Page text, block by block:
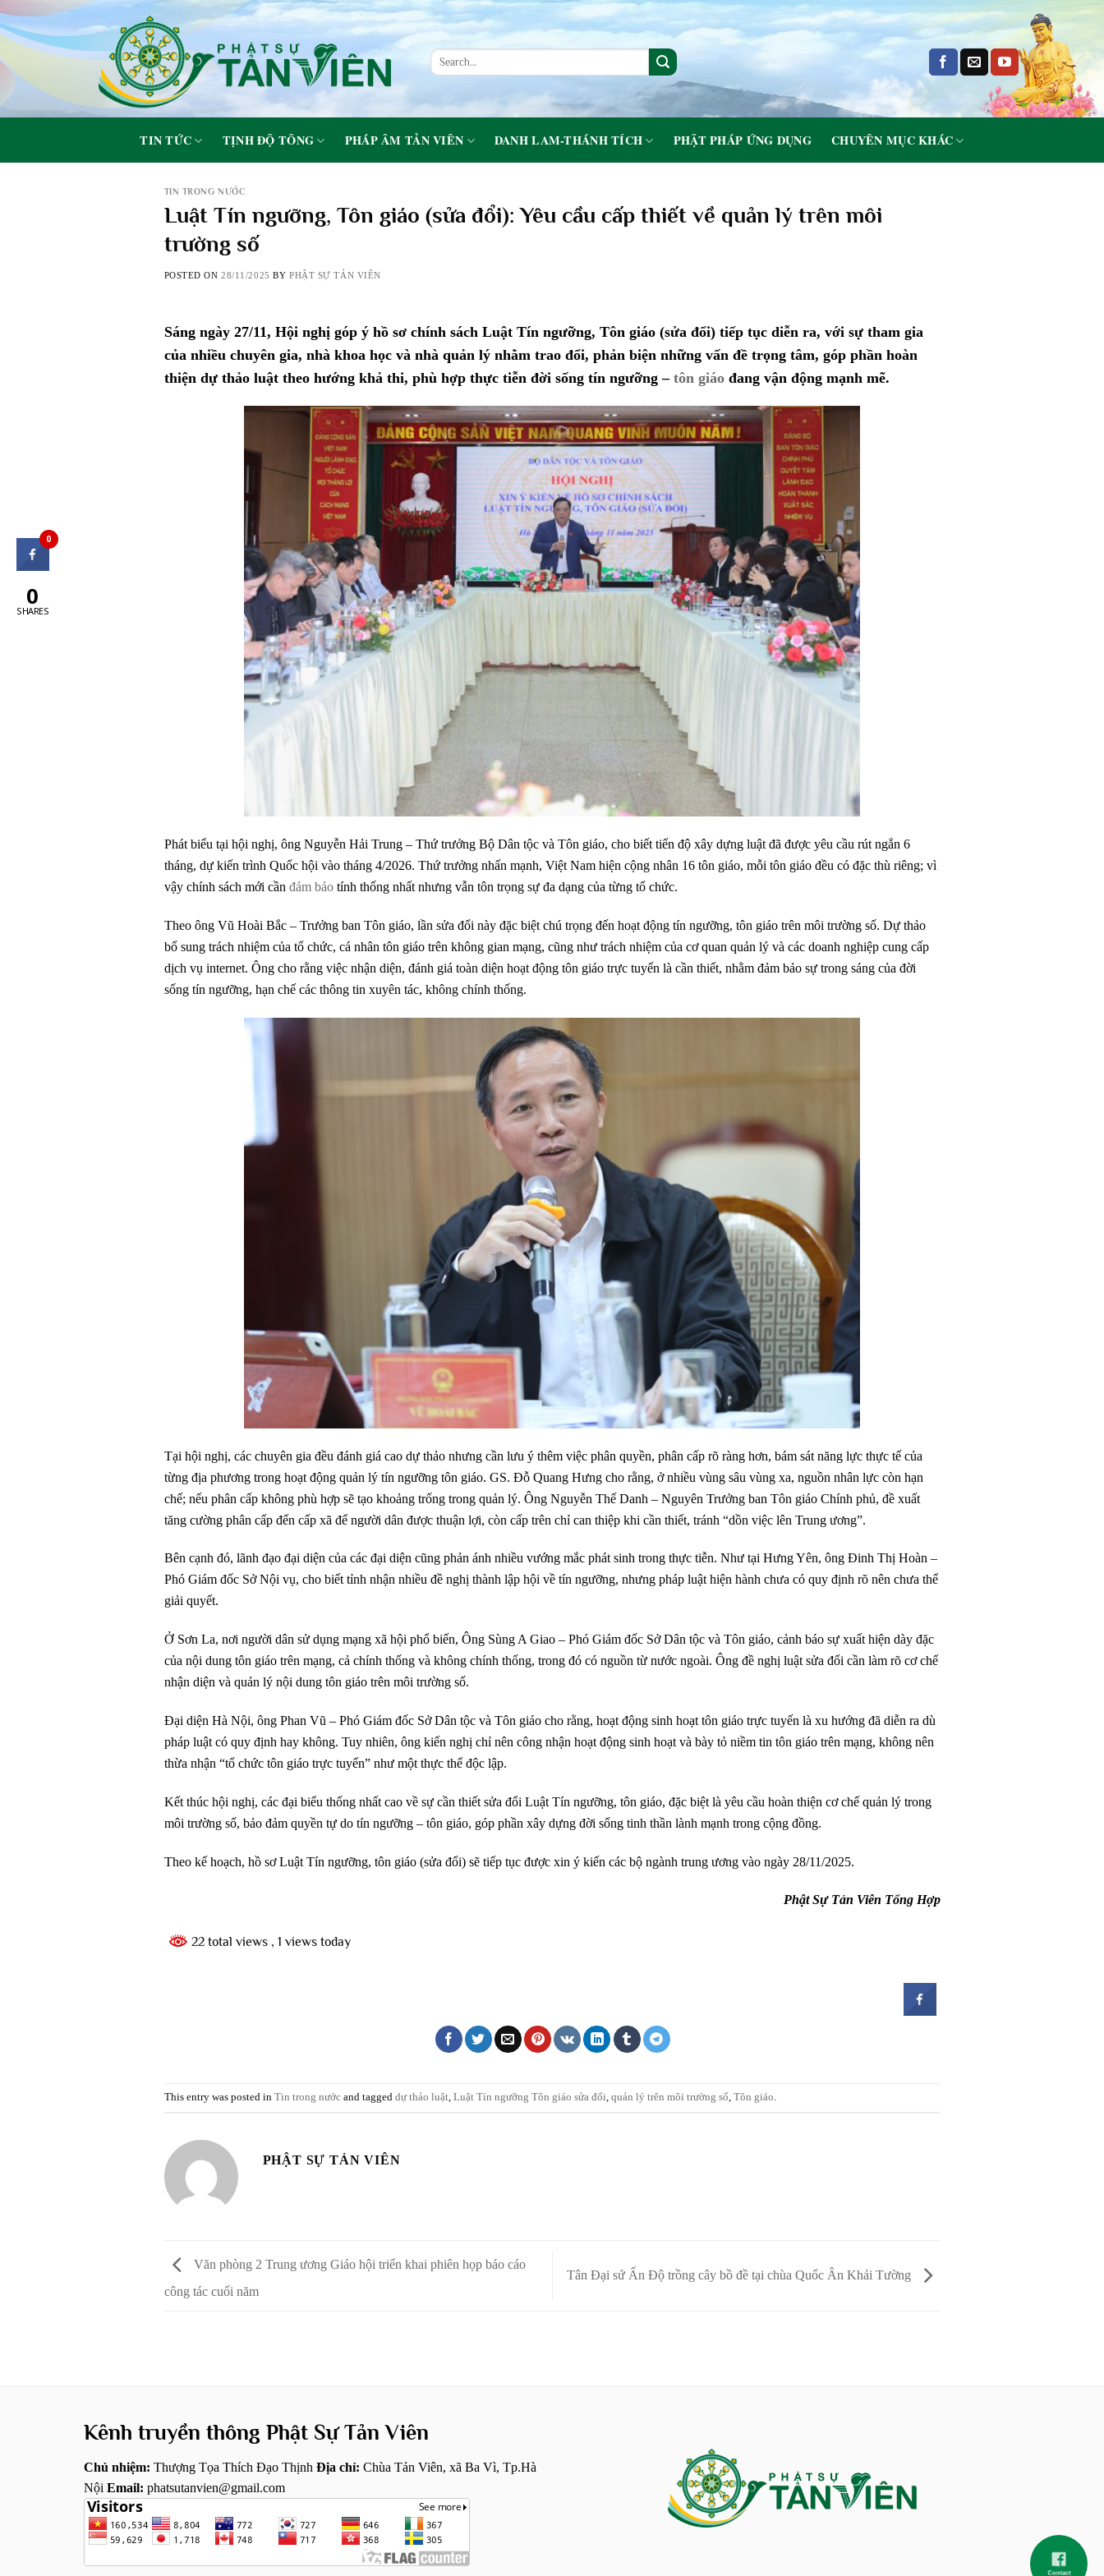
to
content
TIN TỨC TỊNH ĐỘ TÔNG PHÁP ÂM TẢN VIÊN DANH LAM-THÁNH TÍCH PHẬT PHÁP ỨNG DỤNG CHUYÊN MỤC KHÁC
TIN TRONG NƯỚC
Luật Tín ngưỡng, Tôn giáo (sửa đổi): Yêu cầu cấp thiết về quản lý trên môi
trường số
POSTED ON28/11/2025 BY PHẬT SỰ TẢN VIÊN
Sáng ngày 27/11, Hội nghị góp ý hồ sơ chính sách Luật Tín ngưỡng, Tôn giáo (sửa đổi) tiếp tục diễn ra, với sự tham gia
của nhiều chuyên gia, nhà khoa học và nhà quản lý nhằm trao đổi, phản biện những vấn đề trọng tâm, góp phần hoàn
thiện dự thảo luật theo hướng khả thi, phù hợp thực tiễn đời sống tín ngưỡng – tôn giáođang vận động mạnh mẽ.
Phát biểu tại hội nghị, ông Nguyễn Hải Trung – Thứ trưởng Bộ Dân tộc và Tôn giáo, cho biết tiến độ xây dựng luật đã được yêu cầu rút ngắn 6
tháng, dự kiến trình Quốc hội vào tháng 4/2026. Thứ trưởng nhấn mạnh, Việt Nam hiện cộng nhân 16 tôn giáo, mỗi tôn giáo đều có đặc thù riêng; vì
vậy chính sách mới cần đảm bảotính thống nhất nhưng vẫn tôn trọng sự đa dạng của từng tổ chức.
Theo ông Vũ Hoài Bắc – Trưởng ban Tôn giáo, lần sửa đổi này đặc biệt chú trọng đến hoạt động tín ngưỡng, tôn giáo trên môi trường số. Dự thảo
bổ sung trách nhiệm của tổ chức, cá nhân tôn giáo trên không gian mạng, cũng như trách nhiệm của cơ quan quản lý và các doanh nghiệp cung cấp
dịch vụ internet. Ông cho rằng việc nhận diện, đánh giá toàn diện hoạt động tôn giáo trực tuyến là cần thiết, nhằm đảm bảo sự trong sáng của đời
sống tín ngưỡng, hạn chế các thông tin xuyên tác, không chính thống.
Tại hội nghị, các chuyên gia đều đánh giá cao dự thảo nhưng cần lưu ý thêm việc phân quyền, phân cấp rõ ràng hơn, bám sát năng lực thực tế của
từng địa phương trong hoạt động quản lý tín ngưỡng tôn giáo. GS. Đỗ Quang Hưng cho rằng, ở nhiều vùng sâu vùng xa, nguồn nhân lực còn hạn
chế; nếu phân cấp không phù hợp sẽ tạo khoảng trống trong quản lý. Ông Nguyễn Thế Danh – Nguyên Trưởng ban Tôn giáo Chính phủ, đề xuất
tăng cường phân cấp đến cấp xã để người dân được thuận lợi, còn cấp trên chỉ can thiệp khi cần thiết, tránh “dồn việc lên Trung ương”.
Bên cạnh đó, lãnh đạo đại diện của các đại diện cũng phản ánh nhiều vướng mắc phát sinh trong thực tiễn. Như tại Hưng Yên, ông Đinh Thị Hoàn –
Phó Giám đốc Sở Nội vụ, cho biết tỉnh nhận nhiều đề nghị thành lập hội về tín ngưỡng, nhưng pháp luật hiện hành chưa có quy định rõ nên chưa thể
giải quyết.
Ở Sơn La, nơi người dân sử dụng mạng xã hội phổ biến, Ông Sùng A Giao – Phó Giám đốc Sở Dân tộc và Tôn giáo, cảnh báo sự xuất hiện dày đặc
của nội dung tôn giáo trên mạng, cả chính thống và không chính thống, trong đó có nguồn từ nước ngoài. Ông đề nghị luật sửa đổi cần làm rõ cơ chế
nhận diện và quản lý nội dung tôn giáo trên môi trường số.
Đại diện Hà Nội, ông Phan Vũ – Phó Giám đốc Sở Dân tộc và Tôn giáo cho rằng, hoạt động sinh hoạt tôn giáo trực tuyến là xu hướng đã diễn ra dù
pháp luật có quy định hay không. Tuy nhiên, ông kiến nghị chỉ nên công nhận hoạt động sinh hoạt và bày tỏ niềm tin tôn giáo trên mạng, không nên
thừa nhận “tổ chức tôn giáo trực tuyến” như một thực thể độc lập.
Kết thúc hội nghị, các đại biểu thống nhất cao về sự cần thiết sửa đổi Luật Tín ngưỡng, tôn giáo, đặc biệt là yêu cầu hoàn thiện cơ chế quản lý trong
môi trường số, bảo đảm quyền tự do tín ngưỡng – tôn giáo, góp phần xây dựng đời sống tinh thần lành mạnh trong cộng đồng.
Theo kế hoạch, hồ sơ Luật Tín ngưỡng, tôn giáo (sửa đổi) sẽ tiếp tục được xin ý kiến các bộ ngành trung ương vào ngày 28/11/2025.
Phật Sự Tản Viên Tổng Hợp
22 total views , 1 views today
This entry was posted in Tin trong nướcand tagged dự thảo luật, Luật Tín ngưỡng Tôn giáo sửa đổi, quản lý trên môi trường số, Tôn giáo.
PHẬT SỰ TẢN VIÊN
Văn phòng 2 Trung ương Giáo hội triển khai phiên họp báo cáo
công tác cuối năm
Tân Đại sứ Ấn Độ trồng cây bồ đề tại chùa Quốc Ân Khải Tường
Kênh truyền thông Phật Sự Tản Viên
Chủ nhiệm: Thượng Tọa Thích Đạo Thịnh Địa chỉ: Chùa Tản Viên, xã Ba Vì, Tp.Hà
Nội Email: phatsutanvien@gmail.com
0
0
SHARES